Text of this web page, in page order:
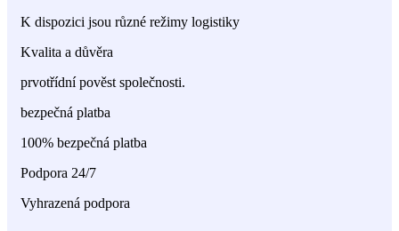
K dispozici jsou různé režimy logistiky
Kvalita a důvěra
prvotřídní pověst společnosti.
bezpečná platba
100% bezpečná platba
Podpora 24/7
Vyhrazená podpora